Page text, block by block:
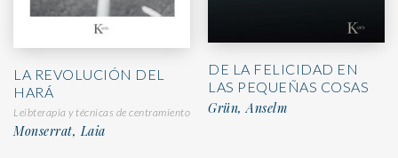
LA REVOLUCIÓN DEL
HARÁ
Leibterapia y técnicas de centramiento
Monserrat, Laia
DE LA FELICIDAD EN
LAS PEQUEÑAS COSAS
Grün, Anselm